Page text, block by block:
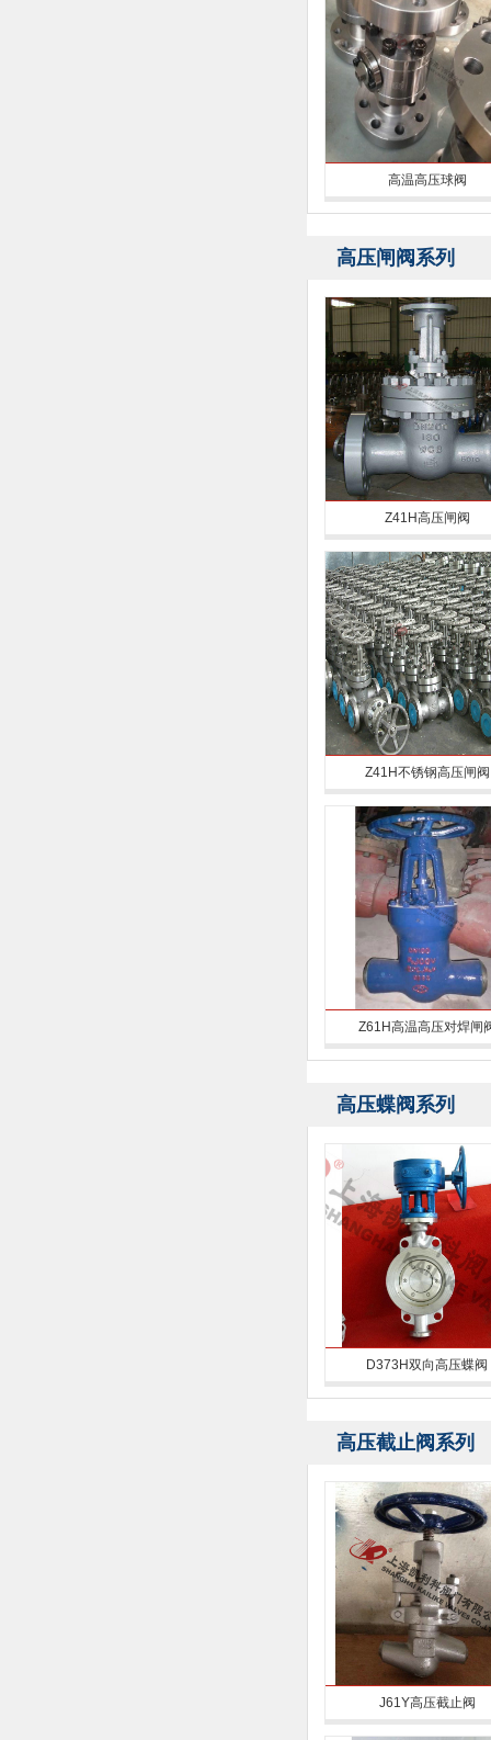
高温高压球阀
高压闸阀系列
Z41H高压闸阀
Z41H不锈钢高压闸阀
Z61H高温高压对焊闸
高压蝶阀系列
D373H双向高压蝶阀
高压截止阀系列
J61Y高压截止阀